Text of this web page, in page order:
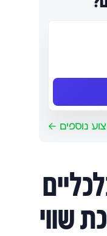
נוספים
שווי